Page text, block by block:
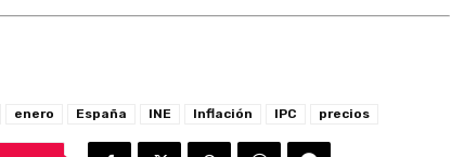
enero España INE Inflación IPC precios